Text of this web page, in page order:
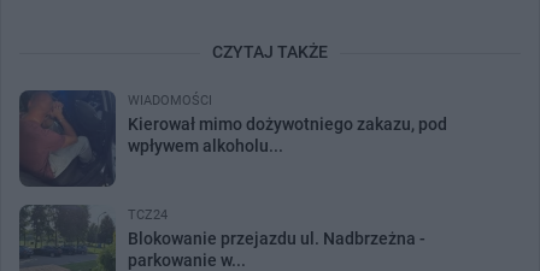
CZYTAJ TAKŻE
WIADOMOŚCI
Kierował mimo dożywotniego zakazu, pod
wpływem alkoholu...
TCZ24
Blokowanie przejazdu ul. Nadbrzeżna -
parkowanie w...